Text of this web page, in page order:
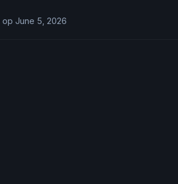
op June 5, 2026